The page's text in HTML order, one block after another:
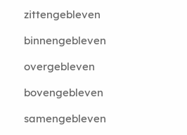
zittengebleven
binnengebleven
overgebleven
bovengebleven
samengebleven